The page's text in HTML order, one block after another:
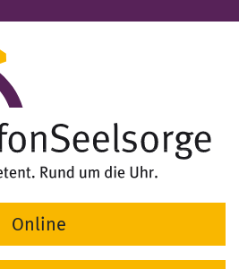
Online